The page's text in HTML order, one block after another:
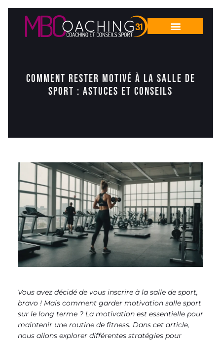
Comment Rester Motivé à la Salle de
Sport : Astuces et Conseils
Vous avez décidé de vous inscrire à la salle de sport,
bravo ! Mais comment garder motivation salle sport
sur le long terme ? La motivation est essentielle pour
maintenir une routine de fitness. Dans cet article,
nous allons explorer différentes stratégies pour